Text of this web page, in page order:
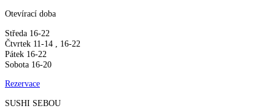
Otevírací doba
Středa 16-22
Čtvrtek 11-14 , 16-22
Pátek 16-22
Sobota 16-20
Rezervace
SUSHI SEBOU